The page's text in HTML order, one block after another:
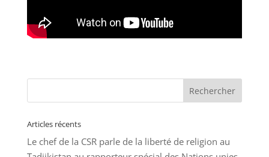
Articles récents
Le chef de la CSR parle de la liberté de religion au